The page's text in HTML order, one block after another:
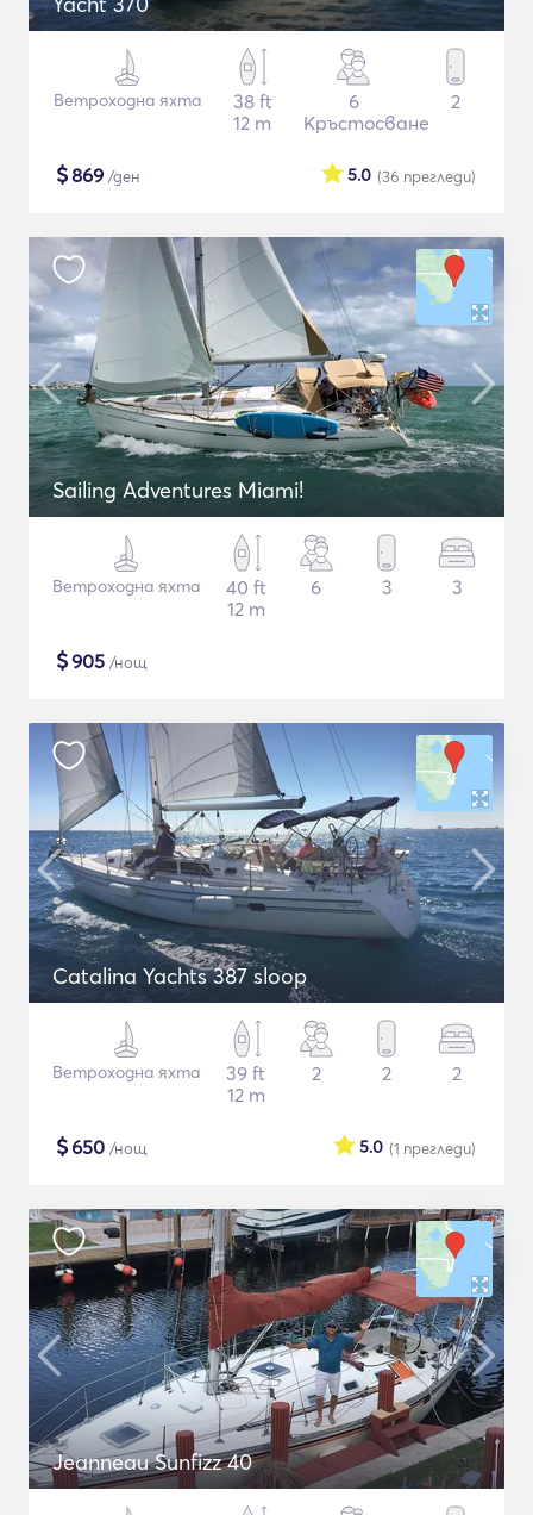
Ветроходна яхта
38 ft
12 m
6
Кръстосване
2
$869 /ден (36 прегледи)
5.0
Sailing Adventures Miami!
Ветроходна яхта
40 ft
12 m
6 3 3
$905 /нощ
Catalina Yachts 387 sloop
Ветроходна яхта
39 ft
12 m
2 2 2
$650 /нощ (1 прегледи)
5.0
Jeanneau Sunfizz 40